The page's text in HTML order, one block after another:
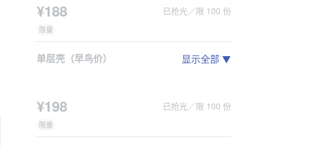
¥188 已抢光／限 100 份
限量
单层壳（早鸟价）
显示全部
¥198 已抢光／限 100 份
限量